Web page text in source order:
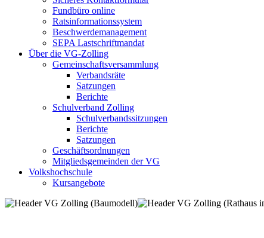
Fundbüro online
Ratsinformationssystem
Beschwerdemanagement
SEPA Lastschriftmandat
Über die VG-Zolling
Gemeinschaftsversammlung
Verbandsräte
Satzungen
Berichte
Schulverband Zolling
Schulverbandssitzungen
Berichte
Satzungen
Geschäftsordnungen
Mitgliedsgemeinden der VG
Volkshochschule
Kursangebote